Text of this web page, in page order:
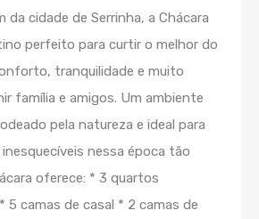
da cidade de Serrinha, a Chácara
perfeito para curtir o melhor do
tranquilidade e muito
família e amigos. Um ambiente
pela natureza e ideal para
nessa época tão
oferece: * 3 quartos
5 camas de casal * 2 camas de